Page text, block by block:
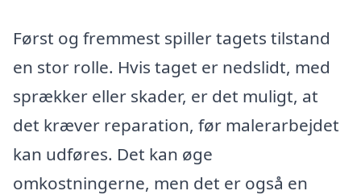
Først og fremmest spiller tagets tilstand
en stor rolle. Hvis taget er nedslidt, med
sprækker eller skader, er det muligt, at
det kræver reparation, før malerarbejdet
kan udføres. Det kan øge
omkostningerne, men det er også en